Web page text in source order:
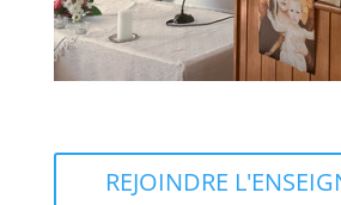
REJOINDRE